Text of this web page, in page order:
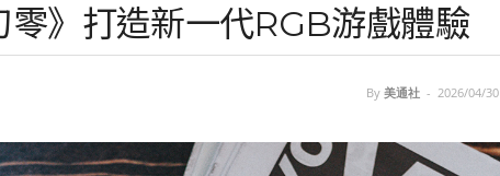
零》打造新一代RGB游戲體驗
By 美通社 - 2026/04/30